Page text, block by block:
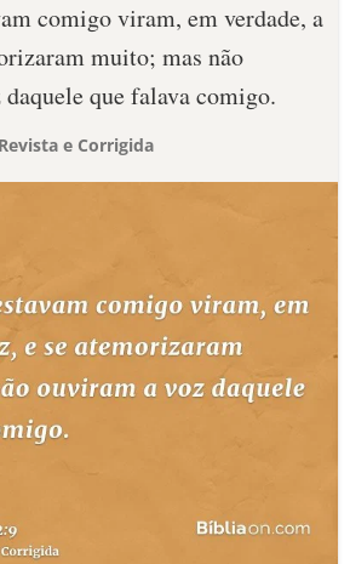
comigo viram, em verdade, a
muito; mas não
que falava comigo.
e Corrigida